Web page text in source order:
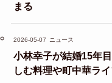
まる
2026-05-07 ニュース
小林幸子が結婚15年
しむ料理や町中華ラ